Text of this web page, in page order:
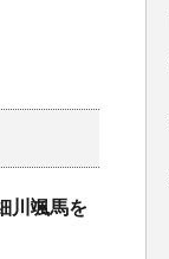
川颯馬を